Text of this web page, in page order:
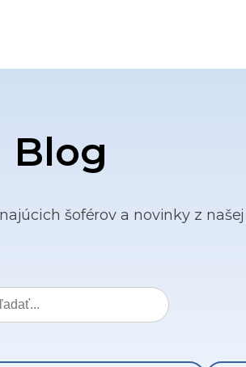
Blog
šoférov a novinky z